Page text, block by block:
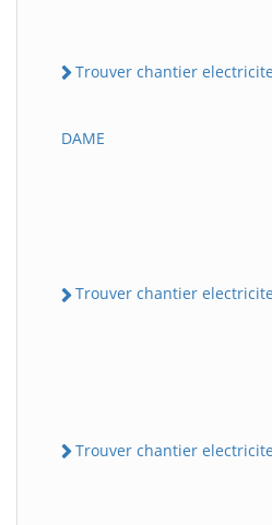
Trouver chantier electricite
DAME
Trouver chantier
Trouver chantier electricite